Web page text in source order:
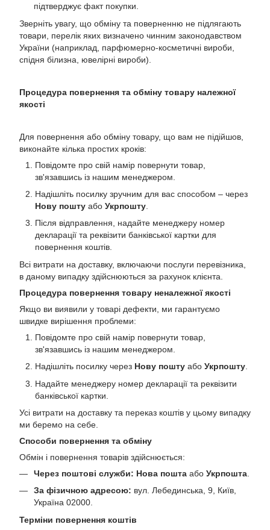
підтверджує факт покупки.
Зверніть увагу, що обміну та поверненню не підлягають
товари, перелік яких визначено чинним законодавством
України (наприклад, парфюмерно-косметичні вироби,
спідня білизна, ювелірні вироби).
Процедура повернення та обміну товару належної
якості
Для повернення або обміну товару, що вам не підійшов,
виконайте кілька простих кроків:
Повідомте про свій намір повернути товар,
зв'язавшись із нашим менеджером.
Надішліть посилку зручним для вас способом – через
Нову пошту або Укрпошту
Після відправлення, надайте менеджеру номер
декларації та реквізити банківської картки для
повернення коштів.
Всі витрати на доставку, включаючи послуги перевізника,
в даному випадку здійснюються за рахунок клієнта.
Процедура повернення товару неналежної якості
Якщо ви виявили у товарі дефекти, ми гарантуємо
швидке вирішення проблеми:
Повідомте про свій намір повернути товар,
зв'язавшись із нашим менеджером.
Надішліть посилку через Нову пошту або Укрпошту
Надайте менеджеру номер декларації та реквізити
банківської картки.
Усі витрати на доставку та переказ коштів у цьому випадку
ми беремо на себе.
Способи повернення та обміну
Обмін і повернення товарів здійснюється:
Через поштові служби: Нова пошта або Укрпошта
За фізичною адресою: вул. Лебединська, 9, Київ,
Україна 02000.
Терміни повернення коштів